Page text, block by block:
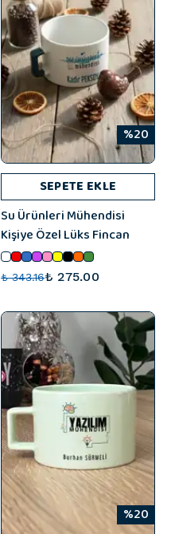
%20
SEPETE EKLE
Su Ürünleri Mühendisi
Kişiye Özel Lüks Fincan
₺ 343.16₺ 275.00
%20